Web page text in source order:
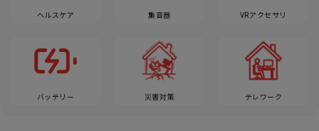
ヘルスケア 集音器 VRアクセサリ
バッテリー 災害対策 テレワーク